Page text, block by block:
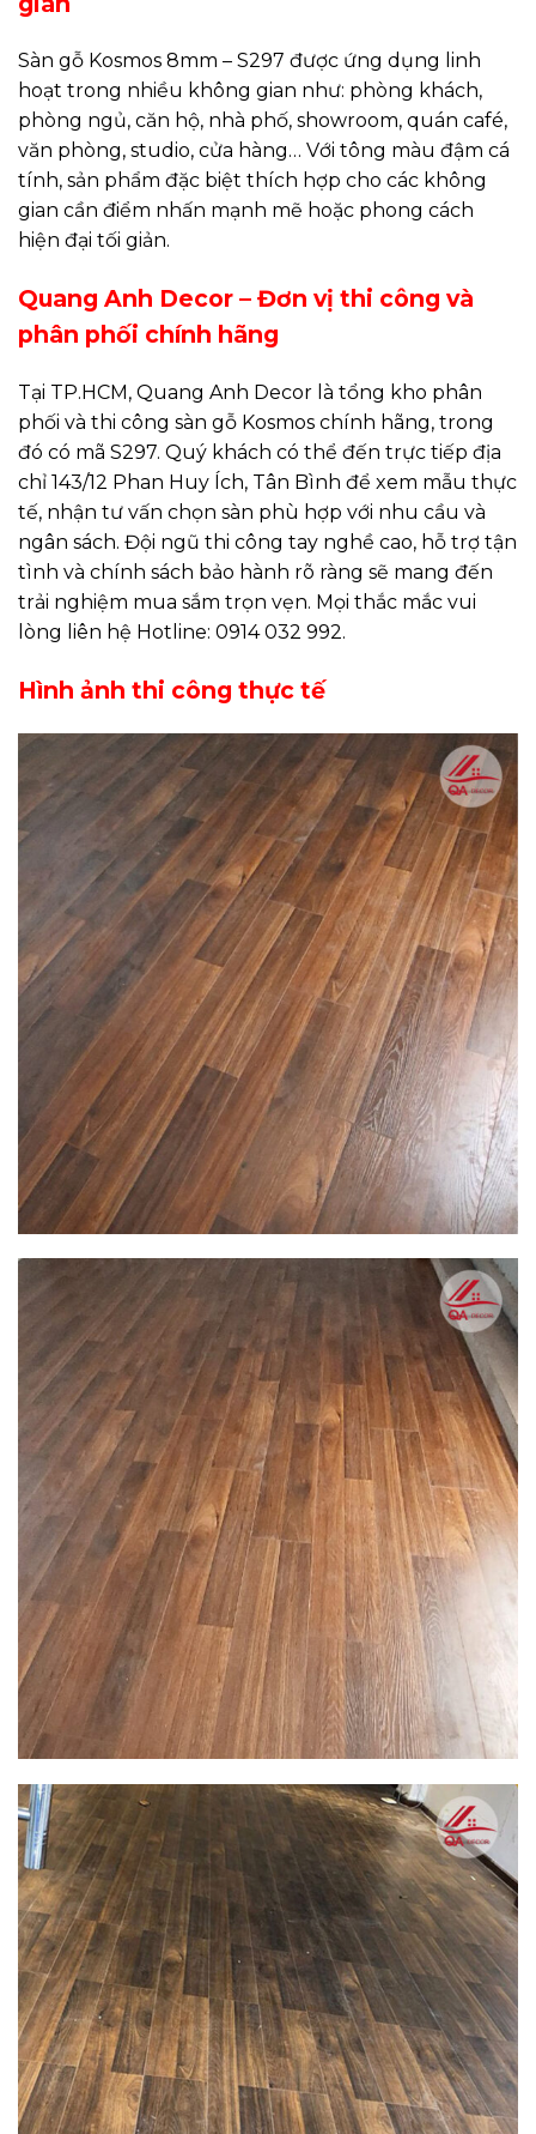
Sàn gỗ Kosmos 8mm – S297 được ứng dụng linh
hoạt trong nhiều không gian như: phòng khách,
phòng ngủ, căn hộ, nhà phố, showroom, quán café,
văn phòng, studio, cửa hàng… Với tông màu đậm cá
tính, sản phẩm đặc biệt thích hợp cho các không
gian cần điểm nhấn mạnh mẽ hoặc phong cách
hiện đại tối giản.
Quang Anh Decor – Đơn vị thi công và
phân phối chính hãng
Tại TP.HCM, Quang Anh Decor là tổng kho phân
phối và thi công sàn gỗ Kosmos chính hãng, trong
đó có mã S297. Quý khách có thể đến trực tiếp địa
chỉ 143/12 Phan Huy Ích, Tân Bình để xem mẫu thực
tế, nhận tư vấn chọn sàn phù hợp với nhu cầu và
ngân sách. Đội ngũ thi công tay nghề cao, hỗ trợ tận
tình và chính sách bảo hành rõ ràng sẽ mang đến
trải nghiệm mua sắm trọn vẹn. Mọi thắc mắc vui
lòng liên hệ Hotline: 0914 032 992.
Hình ảnh thi công thực tế